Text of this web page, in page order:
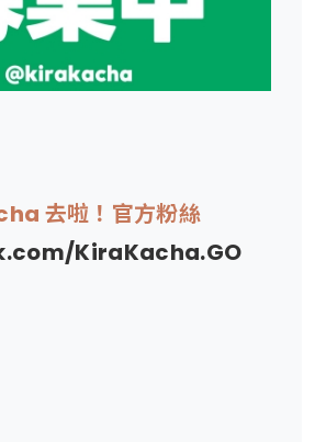
去啦！官方粉絲
KiraKacha.GO